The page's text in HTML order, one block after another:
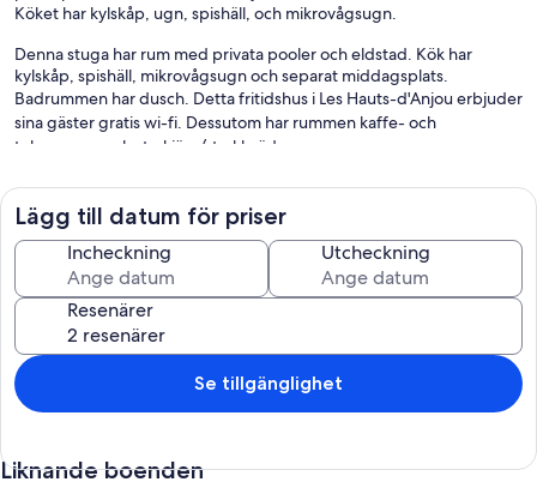
Köket har kylskåp, ugn, spishäll, och mikrovågsugn.
Denna stuga har rum med privata pooler och eldstad. Kök har
kylskåp, spishäll, mikrovågsugn och separat middagsplats.
Badrummen har dusch. Detta fritidshus i Les Hauts-d'Anjou erbjuder
sina gäster gratis wi-fi. Dessutom har rummen kaffe- och
tebryggare och strykjärn/strykbräda.
Detta fritidshus har bland annat en utomhuspool.
Lägg till datum för priser
Incheckning Utcheckning
Resenärer
Se tillgänglighet
Liknande boenden